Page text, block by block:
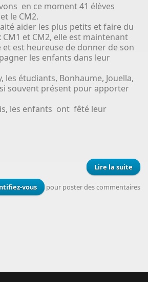
en ce moment 41 élèves
le CM2.
aider les plus petits et faire du
et CM2, elle est maintenant
et est heureuse de donner de son
les enfants dans leur
les étudiants, Bonhaume, Jouella,
souvent présent pour apporter
les enfants ont fêté leur
Lire la suite
vie
vous pour poster des commentaires